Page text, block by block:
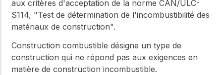
aux critères d'acceptation de la norme CAN/ULC-
S114, "Test de détermination de l'incombustibilité des
matériaux de construction".
Construction combustible désigne un type de
construction qui ne répond pas aux exigences en
matière de construction incombustible.